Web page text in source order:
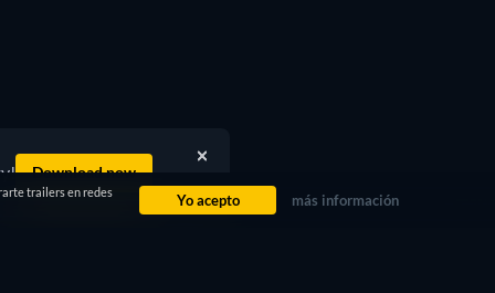
trailers en redes Yo acepto más información
Download now